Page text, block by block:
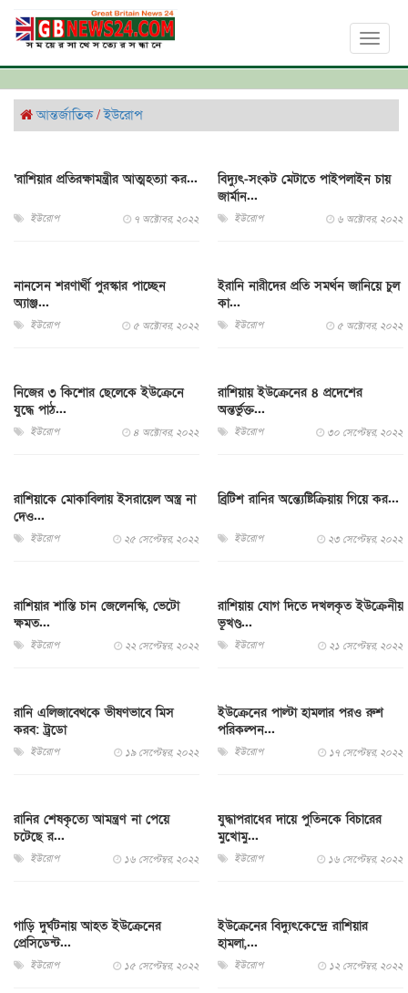
Toggle
আন্তর্জাতিক/ইউরোপ
‘রাশিয়ার প্রতিরক্ষামন্ত্রীর আত্মহত্যা কর...
ইউরোপ ৭ অক্টোবর, ২০২২
বিদ্যুৎ-সংকট মেটাতে পাইপলাইন চায়
জার্মান...
ইউরোপ ৬ অক্টোবর, ২০২২
নানসেন শরণার্থী পুরস্কার পাচ্ছেন
অ্যাঞ্জ...
ইউরোপ ৫ অক্টোবর, ২০২২
ইরানি নারীদের প্রতি সমর্থন জানিয়ে চুল
কা...
ইউরোপ ৫ অক্টোবর, ২০২২
নিজের ৩ কিশোর ছেলেকে ইউক্রেনে
যুদ্ধে পাঠ...
ইউরোপ ৪ অক্টোবর, ২০২২
রাশিয়ায় ইউক্রেনের ৪ প্রদেশের
অন্তর্ভুক্ত...
ইউরোপ ৩০ সেপ্টেম্বর, ২০২২
রাশিয়াকে মোকাবিলায় ইসরায়েল অস্ত্র না
দেও...
ইউরোপ ২৫ সেপ্টেম্বর, ২০২২
ব্রিটিশ রানির অন্ত্যেষ্টিক্রিয়ায় গিয়ে কর...
ইউরোপ ২৩ সেপ্টেম্বর, ২০২২
রাশিয়ার শাস্তি চান জেলেনস্কি, ভেটো
ক্ষমত...
ইউরোপ ২২ সেপ্টেম্বর, ২০২২
রাশিয়ায় যোগ দিতে দখলকৃত ইউক্রেনীয়
ভূখণ্ড...
ইউরোপ ২১ সেপ্টেম্বর, ২০২২
রানি এলিজাবেথকে ভীষণভাবে মিস
করব: ট্রুডো
ইউরোপ ১৯ সেপ্টেম্বর, ২০২২
ইউক্রেনের পাল্টা হামলার পরও রুশ
পরিকল্পন...
ইউরোপ ১৭ সেপ্টেম্বর, ২০২২
রানির শেষকৃত্যে আমন্ত্রণ না পেয়ে
চটেছে র...
ইউরোপ ১৬ সেপ্টেম্বর, ২০২২
যুদ্ধাপরাধের দায়ে পুতিনকে বিচারের
মুখোমু...
ইউরোপ ১৬ সেপ্টেম্বর, ২০২২
গাড়ি দুর্ঘটনায় আহত ইউক্রেনের
প্রেসিডেন্ট...
ইউরোপ ১৫ সেপ্টেম্বর, ২০২২
ইউক্রেনের বিদ্যুৎকেন্দ্রে রাশিয়ার
হামলা,...
ইউরোপ ১২ সেপ্টেম্বর, ২০২২